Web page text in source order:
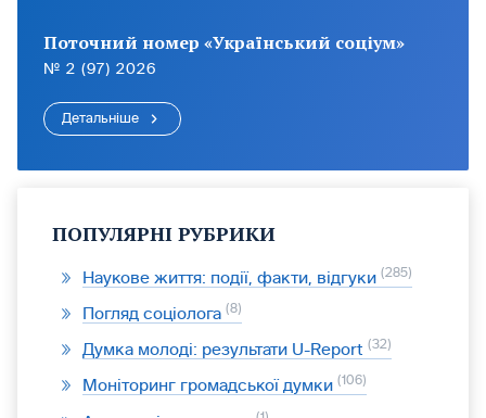
Поточний номер «Український соціум»
№ 2 (97) 2026
Детальніше
ПОПУЛЯРНІ РУБРИКИ
Наукове життя: події, факти, відгуки 285
Погляд соціолога 8
Думка молоді: результати U-Report 32
Моніторинг громадської думки 106